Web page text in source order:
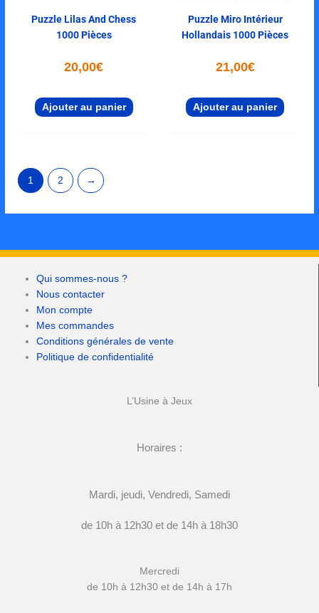
Puzzle Lilas And Chess
1000 Pièces
20,00€
Ajouter au panier
Puzzle Miro Intérieur
Hollandais 1000 Pièces
21,00€
Ajouter au panier
1 2 →
Qui sommes-nous ?
Nous contacter
Mon compte
Mes commandes
Conditions générales de vente
Politique de confidentialité
L’Usine à Jeux
Horaires :
Mardi, jeudi, Vendredi, Samedi
de 10h à 12h30 et de 14h à 18h30
Mercredi
de 10h à 12h30 et de 14h à 17h